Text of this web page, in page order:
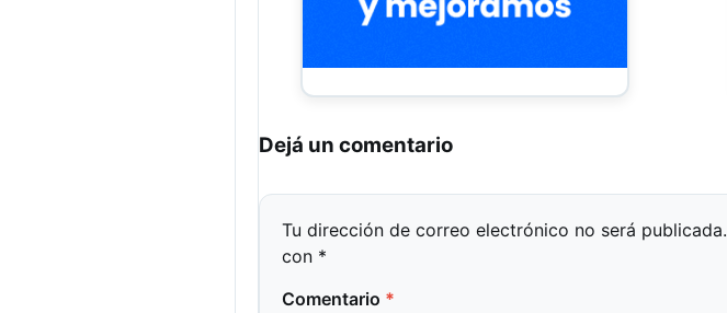
Dejá un comentario
Tu dirección de correo electrónico no será publicada.
con *
Comentario *